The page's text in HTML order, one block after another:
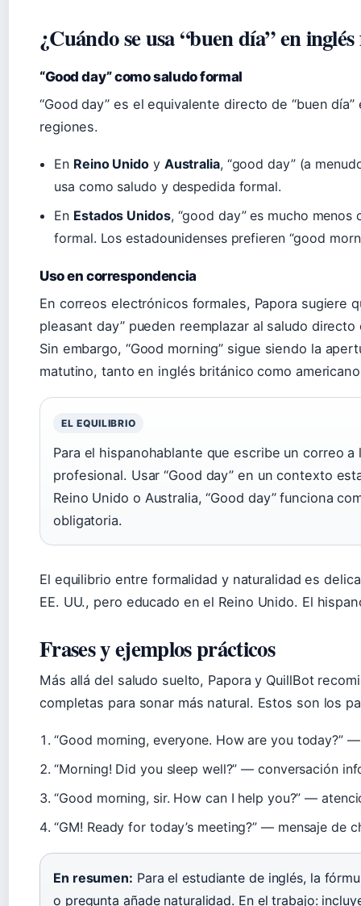
¿Cuándo se usa “buen día” en
“Good day” como saludo formal
“Good day” es el equivalente directo de “buen
regiones.
En Reino Unido y Australia, “good day” (a
usa como saludo y despedida formal.
En Estados Unidos, “good day” es mucho
formal. Los estadounidenses prefieren “good
Uso en correspondencia
En correos electrónicos formales, Papora sugiere
pleasant day” pueden reemplazar al saludo
Sin embargo, “Good morning” sigue siendo la
matutino, tanto en inglés británico como
EL EQUILIBRIO
Para el hispanohablante que escribe un correo a
profesional. Usar “Good day” en un contexto
Reino Unido o Australia, “Good day” funciona
obligatoria.
El equilibrio entre formalidad y naturalidad es
EE. UU., pero educado en el Reino Unido. El
Frases y ejemplos prácticos
Más allá del saludo suelto, Papora y QuillBot
completas para sonar más natural. Estos son los
“Good morning, everyone. How are you today?”
“Morning! Did you sleep well?” — conversación
“Good morning, sir. How can I help you?” —
“GM! Ready for today’s meeting?” — mensaje de
En resumen: Para el estudiante de inglés, la
o pregunta añade naturalidad. En el trabajo: